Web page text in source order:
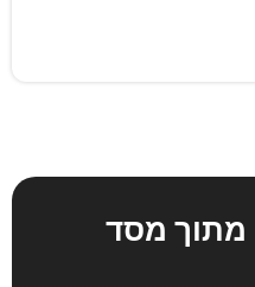
מתוך מסד